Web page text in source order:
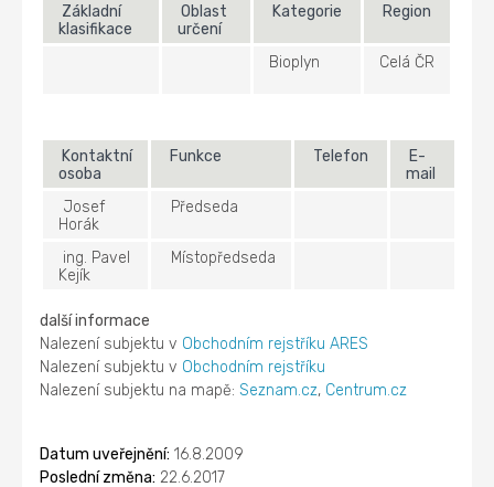
Základní
klasifikace
Oblast
určení
Kategorie Region
Bioplyn Celá ČR
Kontaktní
osoba
Funkce Telefon
E-
mail
Josef
Horák
Předseda
ing. Pavel
Kejík
Místopředseda
další informace
Nalezení subjektu v Obchodním rejstříku ARES
Nalezení subjektu v Obchodním rejstříku
Nalezení subjektu na mapě:Seznam.cz, Centrum.cz
Datum uveřejnění: 16.8.2009
Poslední změna: 22.6.2017